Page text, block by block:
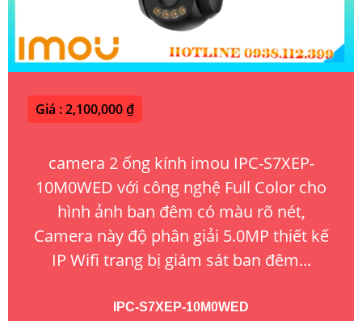
Giá : 2,100,000 ₫
camera 2 ống kính imou IPC-S7XEP-
10M0WED với công nghệ Full Color cho
hình ảnh ban đêm có màu rõ nét,
Camera này độ phân giải 5.0MP thiết kế
IP Wifi trang bị giám sát ban đêm...
IPC-S7XEP-10M0WED